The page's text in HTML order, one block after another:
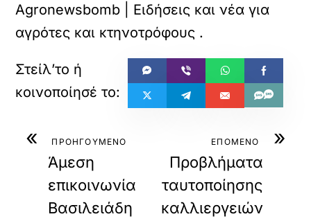
Agronewsbomb | Ειδήσεις και νέα για
αγρότες και κτηνοτρόφους .
« ΠΡΟΗΓΟΥΜΕΝΟ
Άμεση
επικοινωνία
Βασιλειάδη
»
ΕΠΟΜΕΝΟ
Προβλήματα
ταυτοποίησης
καλλιεργειών